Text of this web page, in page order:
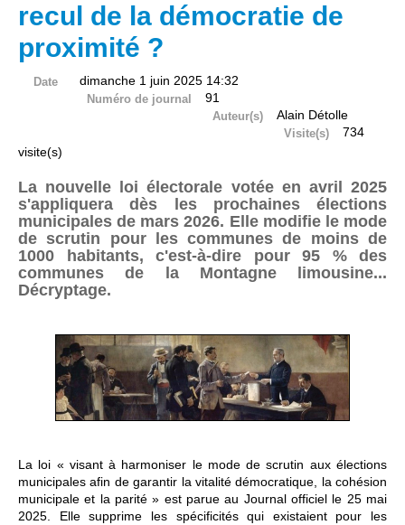
recul de la démocratie de
proximité ?
Date dimanche 1 juin 2025 14:32
Numéro de journal 91
Auteur(s) Alain Détolle
Visite(s)
734
visite(s)
La nouvelle loi électorale votée en avril 2025
s'appliquera dès les prochaines élections
municipales de mars 2026. Elle modifie le mode
de scrutin pour les communes de moins de
1000 habitants, c'est-à-dire pour 95 % des
communes de la Montagne limousine...
Décryptage.
La loi « visant à harmoniser le mode de scrutin aux élections
municipales afin de garantir la vitalité démocratique, la cohésion
municipale et la parité » est parue au Journal officiel le 25 mai
2025. Elle supprime les spécificités qui existaient pour les